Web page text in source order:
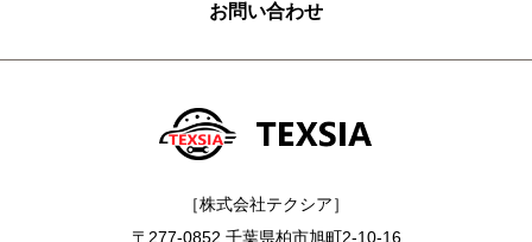
お問い合わせ
［株式会社テクシア］
〒277-0852 千葉県柏市旭町2-10-16